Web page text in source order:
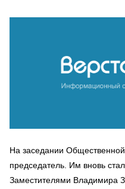
На заседании
председатель. Им вновь
Заместителями Владимира